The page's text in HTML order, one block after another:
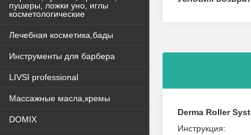
Derma Roller
Инструкция:
пушеры, ложки уно, иглы
косметологические
Лечебная косметика,бады
Инструменты для барбера
LIVSI professional
Массажные масла,кремы
DOMIX